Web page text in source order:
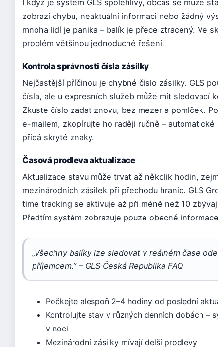
I když je systém GLS spolehlivý, občas se může
zobrazí chybu, neaktuální informaci nebo žádný
mnoha lidí je panika – balík je přece ztracený. Ve
problém většinou jednoduché řešení.
Kontrola správnosti čísla zásilky
Nejčastější příčinou je chybné číslo zásilky. GLS
čísla, ale u expresních služeb může mít sledovací
Zkuste číslo zadat znovu, bez mezer a pomlček.
e-mailem, zkopírujte ho raději ručně –
přidá skryté znaky.
Časová prodleva aktualizace
Aktualizace stavu může trvat až několik hodin,
mezinárodních zásilek při přechodu hranic. GLS
time tracking se aktivuje až při méně než 10
Předtím systém zobrazuje pouze obecné
„Všechny balíky lze sledovat v reálném čase
příjemcem.” – GLS Česká Republika FAQ
Počkejte alespoň 2–4 hodiny od poslední
Kontrolujte stav v různých denních dobách –
v noci
Mezinárodní zásilky mívají delší prodlevy